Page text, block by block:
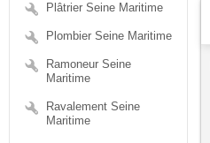
Plâtrier Seine Maritime
Plombier Seine Maritime
Ramoneur Seine
Maritime
Ravalement Seine
Maritime